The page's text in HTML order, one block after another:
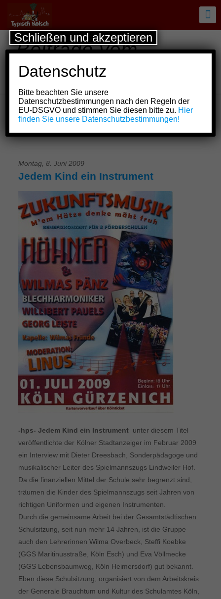
Beiträge vom
22.04.2009-
08.06.2009
Montag, 8. Juni 2009
Jedem Kind ein Instrument
-hps- Jedem Kind ein Instrument unter diesem Titel
veröffentlichte der Kölner Stadtanzeiger im Februar 2009
ein Interview mit Dieter Dreesbach, Sonderpädagoge und
musikalischer Leiter des Spielmannszugs Lindweiler Hof.
Da die finanziellen Mittel der Schule sehr begrenzt sind,
träumen die Kinder des Spielmannszugs seit Jahren von
richtigen Uniformen und eigenen Instrumenten.
Durch die gemeinsame Arbeit bei der Gesamtstädtischen
Schulsitzung, seit nun mehr 14 Jahren, ist die Gruppe
auch den Lehrerinnen Wilma Overbeck, Steffi Koebke
(GGS Maritinusstraße, Köln Esch) und Eva Völlmecke
(GGS Lebensbaumweg, Köln Heimersdorf) gut bekannt.
Eben diese Schulsitzung, organisiert von dem Arbeitskreis
der Generale Brauchtum und Kultur des Schulamtes Köln,
Datenschutz
Bitte beachten Sie unsere
Datenschutzbestimmungen nach den Regeln der
EU-DSGVO und stimmen Sie diesen bitte zu. Hier
finden Sie unsere Datenschutzbestimmungen!
Schließen und akzeptieren